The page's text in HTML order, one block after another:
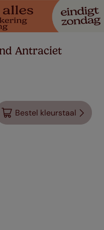
Antraciet
Bestel kleurstaal